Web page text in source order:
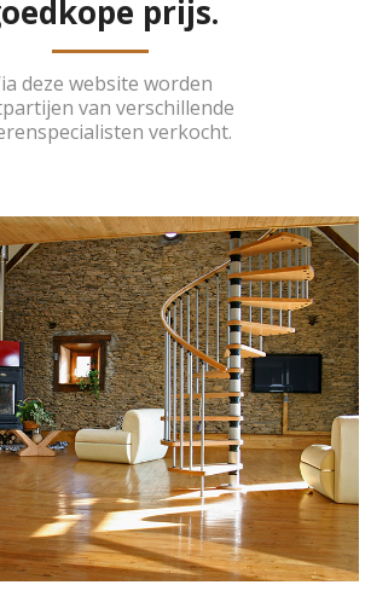
prijs.
deze website worden
van verschillende
verkocht.